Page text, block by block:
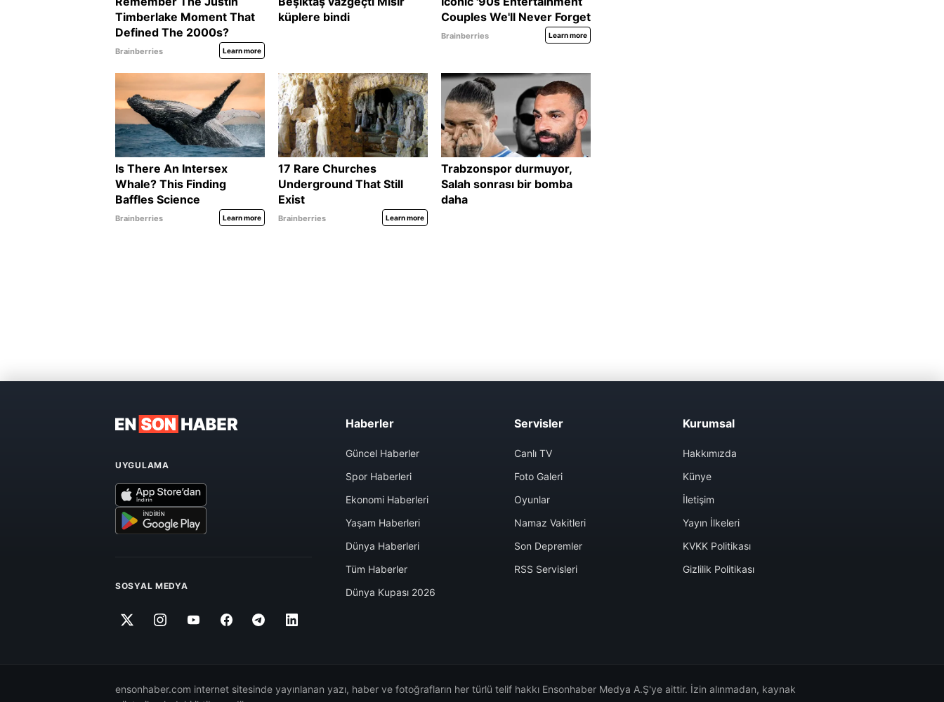
UYGULAMA
SOSYAL MEDYA
Haberler
Güncel Haberler
Spor Haberleri
Ekonomi Haberleri
Yaşam Haberleri
Dünya Haberleri
Tüm Haberler
Dünya Kupası 2026
Servisler
Canlı TV
Foto Galeri
Oyunlar
Namaz Vakitleri
Son Depremler
RSS Servisleri
Kurumsal
Hakkımızda
Künye
İletişim
Yayın İlkeleri
KVKK Politikası
Gizlilik Politikası
ensonhaber.com internet sitesinde yayınlanan yazı, haber ve fotoğrafların her türlü telif hakkı Ensonhaber Medya A.Ş'ye aittir. İzin alınmadan, kaynak